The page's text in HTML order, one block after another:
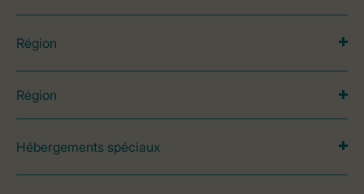
Région
Région
Hébergements spéciaux